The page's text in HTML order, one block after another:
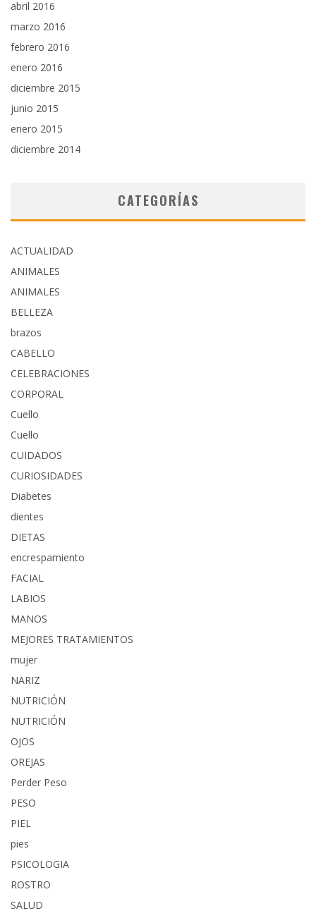
abril 2016
marzo 2016
febrero 2016
enero 2016
diciembre 2015
junio 2015
enero 2015
diciembre 2014
CATEGORÍAS
ACTUALIDAD
ANIMALES
ANIMALES
BELLEZA
brazos
CABELLO
CELEBRACIONES
CORPORAL
Cuello
Cuello
CUIDADOS
CURIOSIDADES
Diabetes
dientes
DIETAS
encrespamiento
FACIAL
LABIOS
MANOS
MEJORES TRATAMIENTOS
mujer
NARIZ
NUTRICIÓN
NUTRICIÓN
OJOS
OREJAS
Perder Peso
PESO
PIEL
pies
PSICOLOGIA
ROSTRO
SALUD